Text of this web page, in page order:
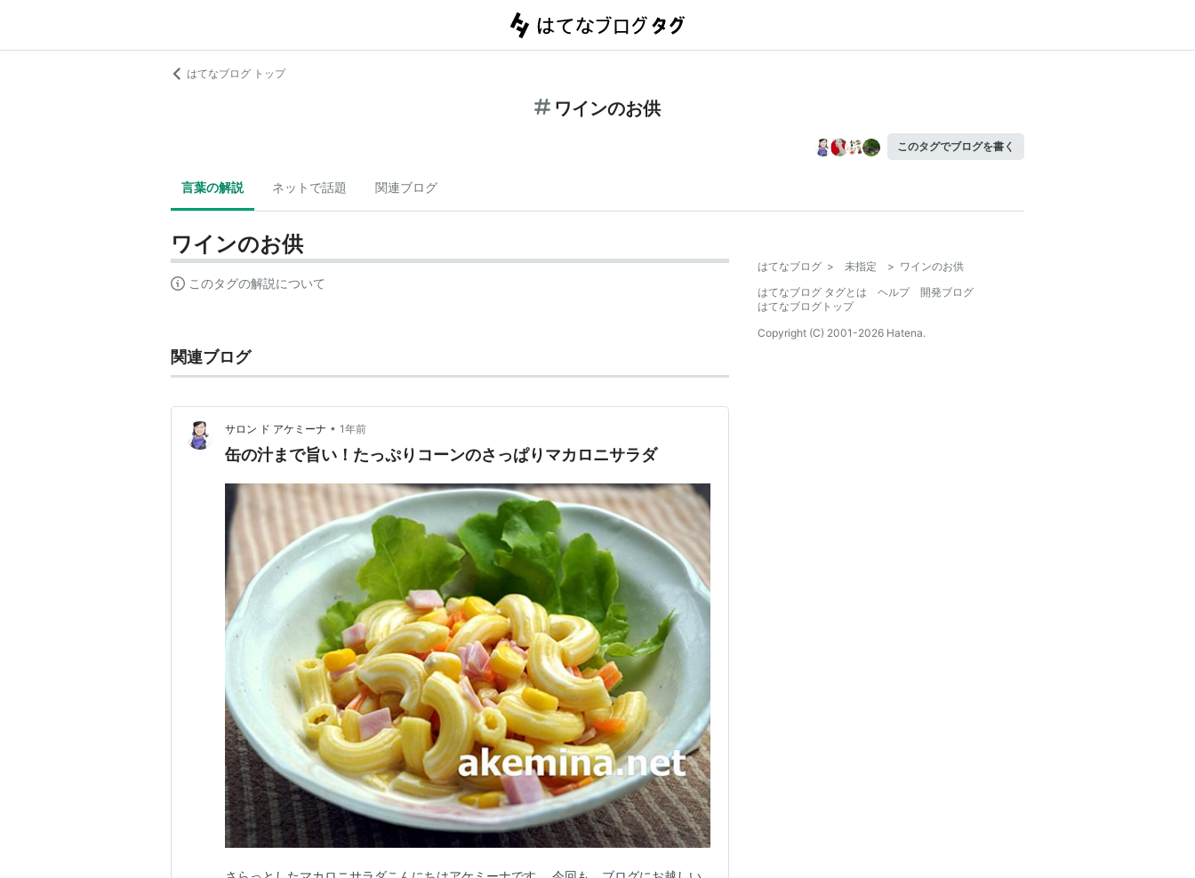
はてなブログ トップ
ワインのお供
このタグでブログを書く
言葉の解説 ネットで話題 関連ブログ
ワインのお供
このタグの解説について
関連ブログ
サロン ド アケミーナ • 1年前
缶の汁まで旨い！たっぷりコーンのさっぱりマカロニサラダ
はてなブログ > 未指定 > ワインのお供
はてなブログ タグとは
ヘルプ
開発ブログ
はてなブログトップ
Copyright (C) 2001-2026 Hatena.